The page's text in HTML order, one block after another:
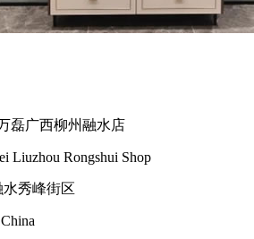
广西柳州融水店
Rongshui Shop
秀峰街区